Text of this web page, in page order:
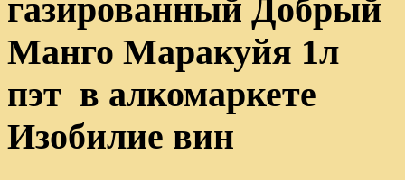
газированный Добрый
Манго Маракуйя 1л
пэт в алкомаркете
Изобилие вин